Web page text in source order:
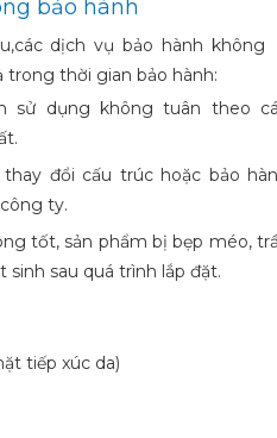
bảo hành
dịch vụ bảo hành không
trong thời gian bảo hành:
sử dụng không tuân theo
đổi cấu trúc hoặc bảo
ty.
tốt, sản phẩm bị bẹp méo,
sinh sau quá trình lắp đặt.
tiếp xúc da)